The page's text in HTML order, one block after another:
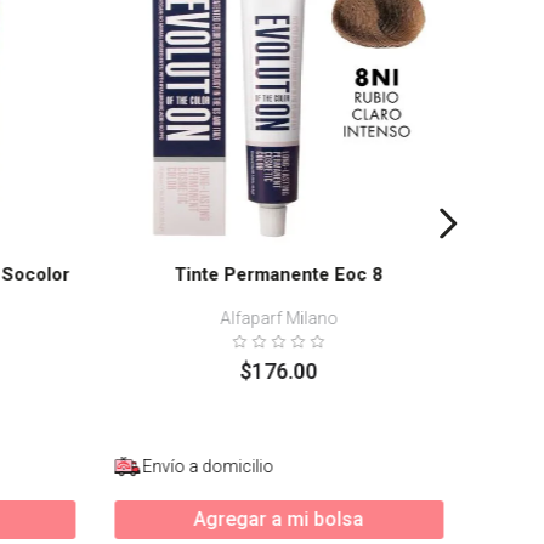
Tinte Permanente Eoc 8
Alfaparf Milano
$176.00
Envío a domicilio
Agregar a mi bolsa